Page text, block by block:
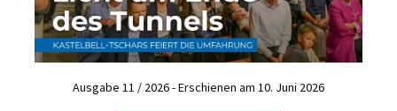
Ausgabe 11 / 2026 - Erschienen am 10. Juni 2026